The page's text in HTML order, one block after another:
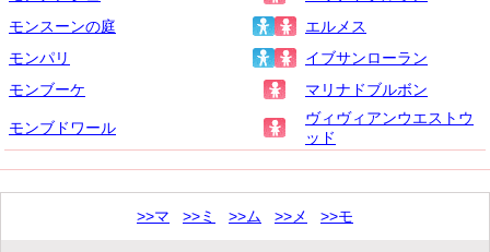
モンスーンの庭
エルメス
モンパリ
イブサンローラン
モンブーケ
マリナドブルボン
モンブドワール
ヴィヴィアンウエストウ
ッド
>>マ >>ミ >>ム >>メ >>モ